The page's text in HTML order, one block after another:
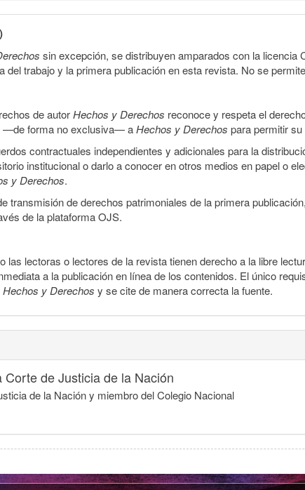
sin excepción, se distribuyen amparados con la licencia
del trabajo y la primera publicación en esta revista. No se
de autorHechos y Derechos reconoce y respeta el
—de forma no exclusiva— aHechos y Derechos para permitir
contractuales independientes y adicionales para la
institucional o darlo a conocer en otros medios en papel o
y Derechos.
transmisión de derechos patrimoniales de la primera
de la plataforma OJS.
las lectoras o lectores de la revista tienen derecho a la libre
a la publicación en línea de los contenidos. El único
Hechos y Derechos y se cite de manera correcta la fuente.
Corte de Justicia de la Nación
de la Nación y miembro del Colegio Nacional